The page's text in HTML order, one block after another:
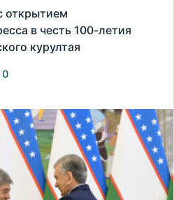
открытием
в честь 100-летия
курултая
0